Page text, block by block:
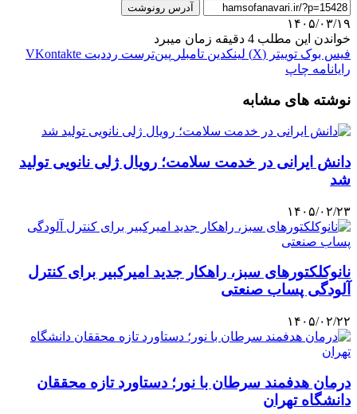
آدرس رونوشت
۱۴۰۵/۰۳/۱۹
خواندن این مطلب 4 دقیقه زمان میبرد
فیس بوک توییتر (X) لینکدین ‫تامبلر ‫پین‌ترست ‫رددیت ‫VKontakte
رایانامه چاپ
نوشته های مشابه
دانش ایرانی در خدمت سلامت؛ رویال ژلی نانویی تولید
شد
۱۴۰۵/۰۲/۲۳
نانوکلکتورهای سبز، راهکار جدید امیرکبیر برای کنترل
آلودگی‌ پساب صنعتی
۱۴۰۵/۰۲/۲۲
درمان هدفمند سرطان با نور؛ دستاورد تازه محققان
دانشگاه تهران